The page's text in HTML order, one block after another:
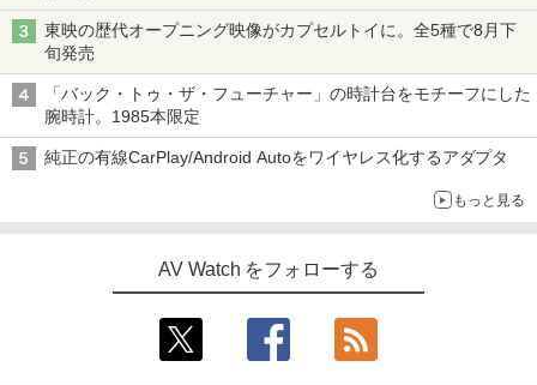
東映の歴代オープニング映像がカプセルトイに。全5種で8月下
旬発売
「バック・トゥ・ザ・フューチャー」の時計台をモチーフにした
腕時計。1985本限定
純正の有線CarPlay/Android Autoをワイヤレス化するアダプタ
もっと見る
AV Watch をフォローする